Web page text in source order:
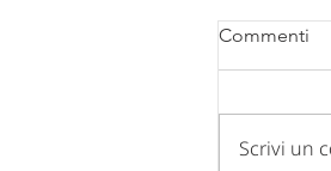
Commenti
Scrivi un